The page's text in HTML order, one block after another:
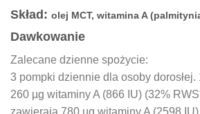
Skład: olej MCT, witamina A
Dawkowanie
Zalecane dzienne spożycie:
3 pompki dziennie dla osoby
260 µg witaminy A (866 IU) (32%
zawierają 780 µg witaminy A (2598